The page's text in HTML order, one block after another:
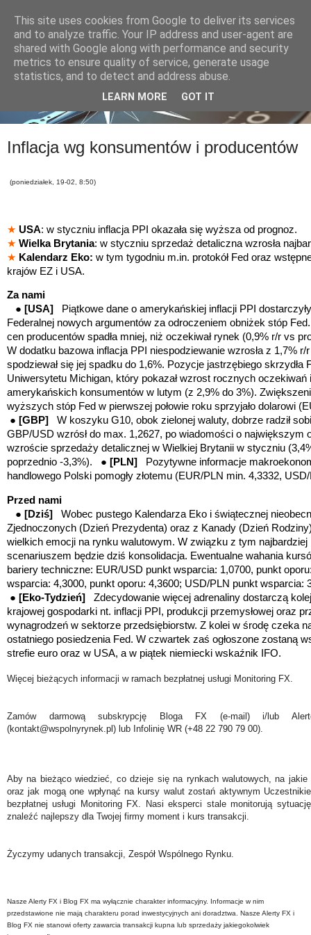
Inflacja wg konsumentów i producentów
(poniedziałek, 19-02, 8:50)
★ USA: w styczniu inflacja PPI okazała się wyższa od prognoz.
★ Wielka Brytania: w styczniu sprzedaż detaliczna wzrosła
★ Kalendarz Eko: w tym tygodniu m.in. protokół Fed oraz
krajów EZ i USA.
Za nami
● [USA]
Piątkowe dane o amerykańskiej inflacji PPI
Federalnej nowych argumentów za odroczeniem obniżek stóp
cen producentów spadła mniej, niż oczekiwał rynek (0,9% r/r vs
W dodatku bazowa inflacja PPI niespodziewanie wzrosła z 1,7%
spodziewał się jej spadku do 1,6%. Pozycje jastrzębiego skrzydła
Uniwersytetu Michigan, który pokazał wzrost rocznych
amerykańskich konsumentów w lutym (z 2,9% do 3%).
wyższych stóp Fed w pierwszej połowie roku sprzyjało dolarowi
● [GBP] W koszyku G10, obok zielonej waluty, dobrze radził
GBP/USD wzrósł do max. 1,2627, po wiadomości o największym
wzroście sprzedaży detalicznej w Wielkiej Brytanii w styczniu
poprzednio -3,3%). ● [PLN]
Pozytywne informacje
handlowego Polski pomogły złotemu (EUR/PLN min. 4,3332,
Przed nami
● [Dziś] Wobec pustego Kalendarza Eko i świątecznej
Zjednoczonych (Dzień Prezydenta) oraz z Kanady (Dzień
wielkich emocji na rynku walutowym. W związku z tym najbardziej
scenariuszem będzie dziś konsolidacja. Ewentualne wahania kursó
bariery techniczne: EUR/USD punkt wsparcia: 1,0700, punkt oporu
wsparcia: 4,3000, punkt oporu: 4,3600; USD/PLN punkt wsparcia:
● [Eko-Tydzień] Zdecydowanie więcej adrenaliny dostarczą
krajowej gospodarki nt. inflacji PPI, produkcji przemysłowej oraz
wynagrodzeń w sektorze przedsiębiorstw. Z kolei w środę czeka
ostatniego posiedzenia Fed. W czwartek zaś ogłoszone zostaną
strefie euro oraz w USA, a w piątek niemiecki wskaźnik IFO.
Więcej bieżących informacji w ramach bezpłatnej usługi Monitoring FX.
Zamów darmową subskrypcję Bloga FX (e-mail) i/lub
(kontakt@wspolnyrynek.pl) lub Infolinię WR (+48 22 790 79 00).
Aby na bieżąco wiedzieć, co dzieje się na rynkach walutowych, na
oraz jak mogą one wpłynąć na kursy walut zostań aktywnym
bezpłatnej usługi Monitoring FX. Nasi eksperci stale monitorują
znaleźć najlepszy dla Twojej firmy moment i kurs transakcji.
Życzymy udanych transakcji, Zespół Wspólnego Rynku.
Nasze Alerty FX i Blog FX ma wyłącznie charakter informacyjny. Informacje w nim
przedstawione nie mają charakteru porad inwestycyjnych ani doradztwa. Nasze Alerty FX i
Blog FX nie stanowi oferty zawarcia transakcji kupna lub sprzedaży jakiegokolwiek
This site uses cookies from Google to deliver its services
and to analyze traffic. Your IP address and user-agent are
shared with Google along with performance and security
metrics to ensure quality of service, generate usage
statistics, and to detect and address abuse.
LEARN MORE GOT IT